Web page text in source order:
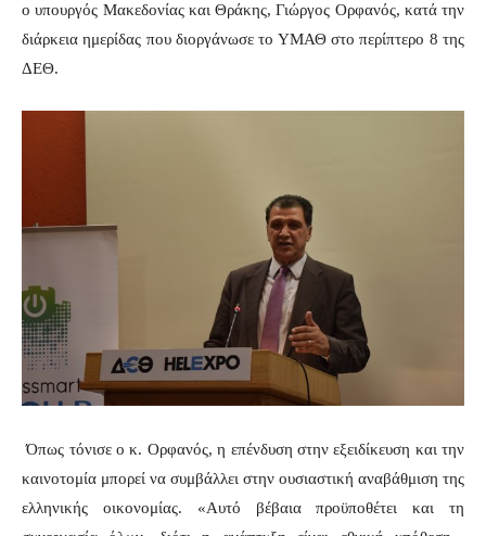
ο υπουργός Μακεδονίας και Θράκης, Γιώργος Ορφανός, κατά την
διάρκεια ημερίδας που διοργάνωσε το ΥΜΑΘ στο περίπτερο 8 της
ΔΕΘ.
Όπως τόνισε ο κ. Ορφανός, η επένδυση στην εξειδίκευση και την
καινοτομία μπορεί να συμβάλλει στην ουσιαστική αναβάθμιση της
ελληνικής οικονομίας. «Αυτό βέβαια προϋποθέτει και τη